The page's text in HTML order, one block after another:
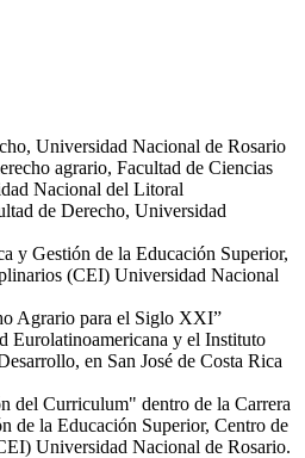
Universidad Nacional de Rosario
agrario, Facultad de Ciencias
Nacional del Litoral
de Derecho, Universidad
y Gestión de la Educación Superior,
(CEI) Universidad Nacional
Agrario para el Siglo XXI”
Eurolatinoamericana y el Instituto
en San José de Costa Rica
del Curriculum" dentro de la Carrera
de la Educación Superior, Centro de
Universidad Nacional de Rosario.